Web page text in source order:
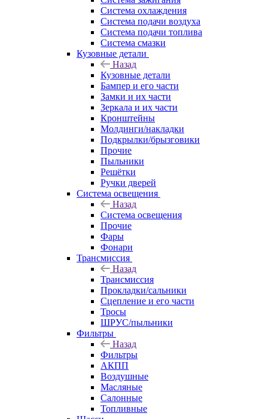
Система охлаждения
Система подачи воздуха
Система подачи топлива
Система смазки
Кузовные детали
Назад
Кузовные детали
Бампер и его части
Замки и их части
Зеркала и их части
Кронштейны
Молдинги/накладки
Подкрылки/брызговики
Прочие
Пыльники
Решётки
Ручки дверей
Система освещения
Назад
Система освещения
Прочие
Фары
Фонари
Трансмиссия
Назад
Трансмиссия
Прокладки/сальники
Сцепление и его части
Тросы
ШРУС/пыльники
Фильтры
Назад
Фильтры
АКПП
Воздушные
Масляные
Салонные
Топливные